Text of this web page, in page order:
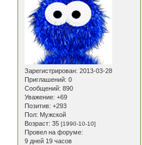
Зарегистрирован: 2013-03-28
Приглашений: 0
Сообщений: 890
Уважение: +69
Позитив: +293
Пол: Мужской
Возраст: 35 [1990-10-10]
Провел на форуме:
9 дней 19 часов